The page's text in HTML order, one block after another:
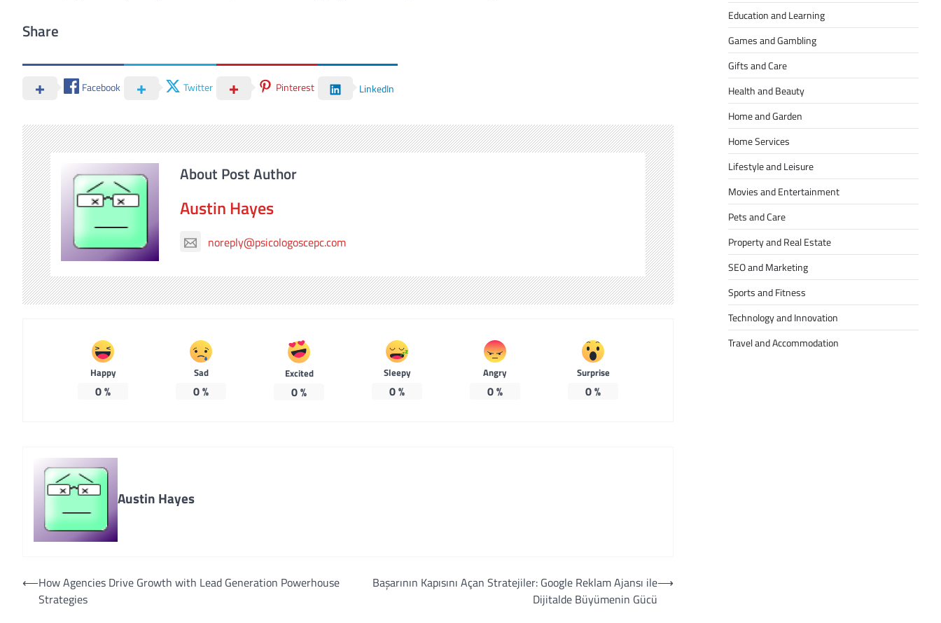
Share
Facebook Twitter Pinterest LinkedIn
About Post Author
Austin Hayes
noreply@psicologoscepc.com
Happy
0%
Sad
0%
Excited
0%
Sleepy
0%
Angry
0%
Surprise
0%
Austin Hayes
Post
navigation
⟵How Agencies Drive Growth with Lead Generation Powerhouse
Strategies
Başarının Kapısını Açan Stratejiler: Google Reklam Ajansı ile
Dijitalde Büyümenin Gücü
⟶
Education and Learning
Games and Gambling
Gifts and Care
Health and Beauty
Home and Garden
Home Services
Lifestyle and Leisure
Movies and Entertainment
Pets and Care
Property and Real Estate
SEO and Marketing
Sports and Fitness
Technology and Innovation
Travel and Accommodation